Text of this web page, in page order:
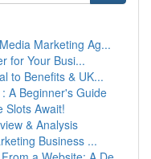
Marketing Ag...
for Your Busi...
to Benefits & UK...
A Beginner's Guide
Slots Await!
& Analysis
Business ...